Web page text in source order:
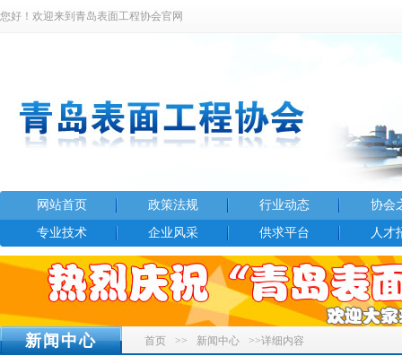
您好！欢迎来到青岛表面工程协会官网
网站首页 政策法规 行业动态 协会
专业技术 企业风采 供求平台 人才
新闻中心 首页 >> 新闻中心 >>详细内容